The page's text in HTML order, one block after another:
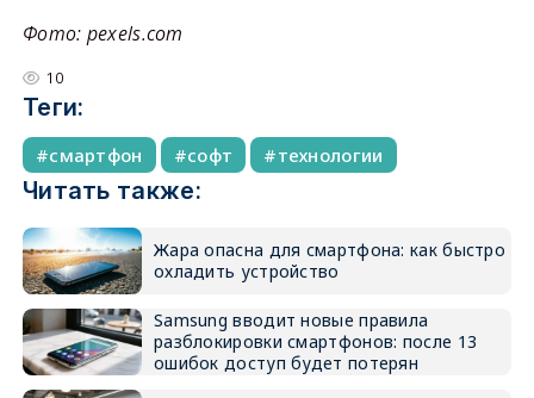
Фото: pexels.com
10
Теги:
смартфон софт технологии
Читать также:
Жара опасна для смартфона: как быстро
охладить устройство
Samsung вводит новые правила
разблокировки смартфонов: после 13
ошибок доступ будет потерян